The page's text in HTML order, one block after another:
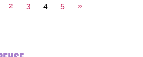
2 3 4 5 »